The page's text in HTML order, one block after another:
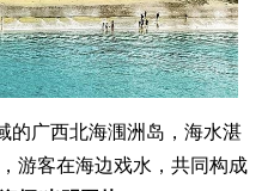
广西北海涠洲岛，海水湛
游客在海边戏水，共同构成